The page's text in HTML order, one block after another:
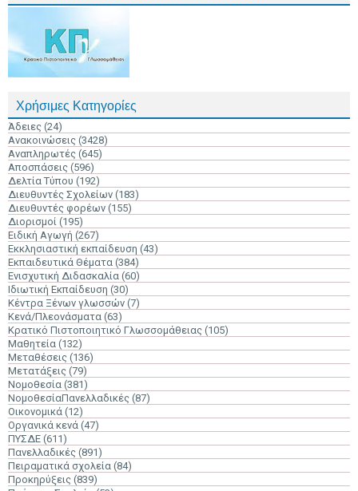
Χρήσιμες Κατηγορίες
Άδειες (24)
Ανακοινώσεις (3428)
Αναπληρωτές (645)
Αποσπάσεις (596)
Δελτία Τύπου (192)
Διευθυντές Σχολείων (183)
Διευθυντές φορέων (155)
Διορισμοί (195)
Ειδική Αγωγή (267)
Εκκλησιαστική εκπαίδευση (43)
Εκπαιδευτικά Θέματα (384)
Ενισχυτική Διδασκαλία (60)
Ιδιωτική Εκπαίδευση (30)
Κέντρα Ξένων γλωσσών (7)
Κενά/Πλεονάσματα (63)
Κρατικό Πιστοποιητικό Γλωσσομάθειας (105)
Μαθητεία (132)
Μεταθέσεις (136)
Μετατάξεις (79)
Νομοθεσία (381)
ΝομοθεσίαΠανελλαδικές (87)
Οικονομικά (12)
Οργανικά κενά (47)
ΠΥΣΔΕ (611)
Πανελλαδικές (891)
Πειραματικά σχολεία (84)
Προκηρύξεις (839)